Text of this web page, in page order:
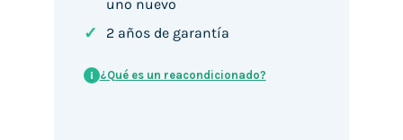
uno nuevo
✓ 2 años de garantía
i ¿Qué es un reacondicionado?